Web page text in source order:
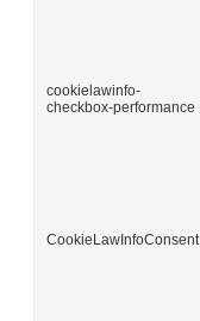
cookielawinfo-
checkbox-performance
CookieLawInfoConsent